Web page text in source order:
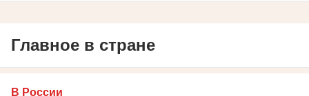
Главное в стране
В России